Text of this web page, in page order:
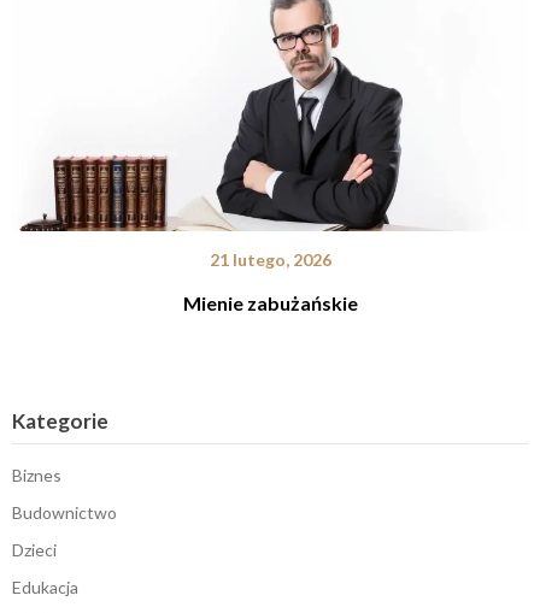
21 lutego, 2026
Mienie zabużańskie
Kategorie
Biznes
Budownictwo
Dzieci
Edukacja